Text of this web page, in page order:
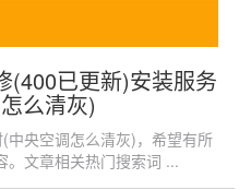
(400已更新)安装服务
么清灰)
央空调怎么清灰)，希望有所
。文章相关热门搜索词 ...